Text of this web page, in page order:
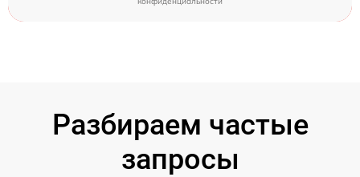
Разбираем частые
запросы